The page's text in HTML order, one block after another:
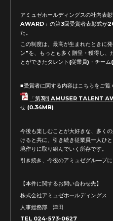
アミュゼホールディングスの社内
AWARD」の第3回受賞者表彰式が
た。
この制度は、最高が生まれたときに
ン"を、もっとも多く贈呈・獲得し、
とができたタレント(従業員)・チーム
■受賞者に関する内容はこちらをご覧
「第3回 AMUSER TALENT
せ (0.34MB)
今後も楽しむことが大好きな、多く
けると共に、引き続き従業員一人ひ
境作りに取り組んでいく所存です。
引き続き、今後のアミュゼグル―プに
【本件に関するお問い合わせ先】
株式会社アミュゼホールディングス
人事総務部 津田
TEL 024-573-0627